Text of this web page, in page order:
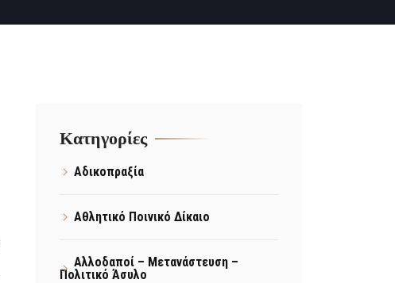
Kατηγορίες
Αδικοπραξία
Αθλητικό Ποινικό Δίκαιο
Αλλοδαποί – Μετανάστευση –
Πολιτικό Άσυλο